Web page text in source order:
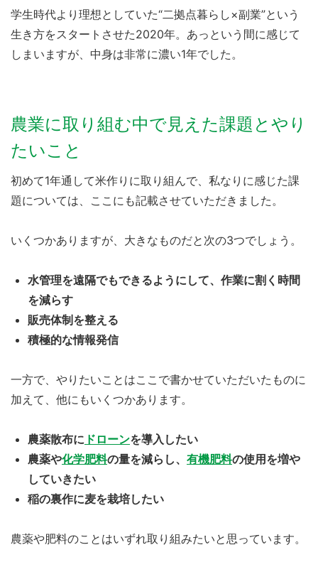
学生時代より理想としていた“二拠点暮らし×副業”という
生き方をスタートさせた2020年。あっという間に感じて
しまいますが、中身は非常に濃い1年でした。
農業に取り組む中で見えた課題とやり
たいこと
初めて1年通して米作りに取り組んで、私なりに感じた課
題については、ここにも記載させていただきました。
いくつかありますが、大きなものだと次の3つでしょう。
水管理を遠隔でもできるようにして、作業に割く時間
を減らす
販売体制を整える
積極的な情報発信
一方で、やりたいことはここで書かせていただいたものに
加えて、他にもいくつかあります。
農薬散布に ドローンを導入したい
農薬や化学肥料の量を減らし、 有機肥料の使用を増や
していきたい
稲の裏作に麦を栽培したい
農薬や肥料のことはいずれ取り組みたいと思っています。